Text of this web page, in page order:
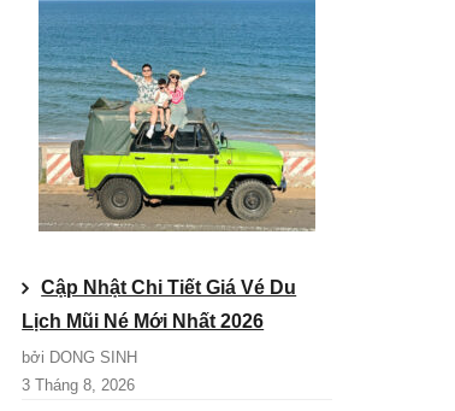
Cập Nhật Chi Tiết Giá Vé Du
Lịch Mũi Né Mới Nhất 2026
bởi DONG SINH
3 Tháng 8, 2026